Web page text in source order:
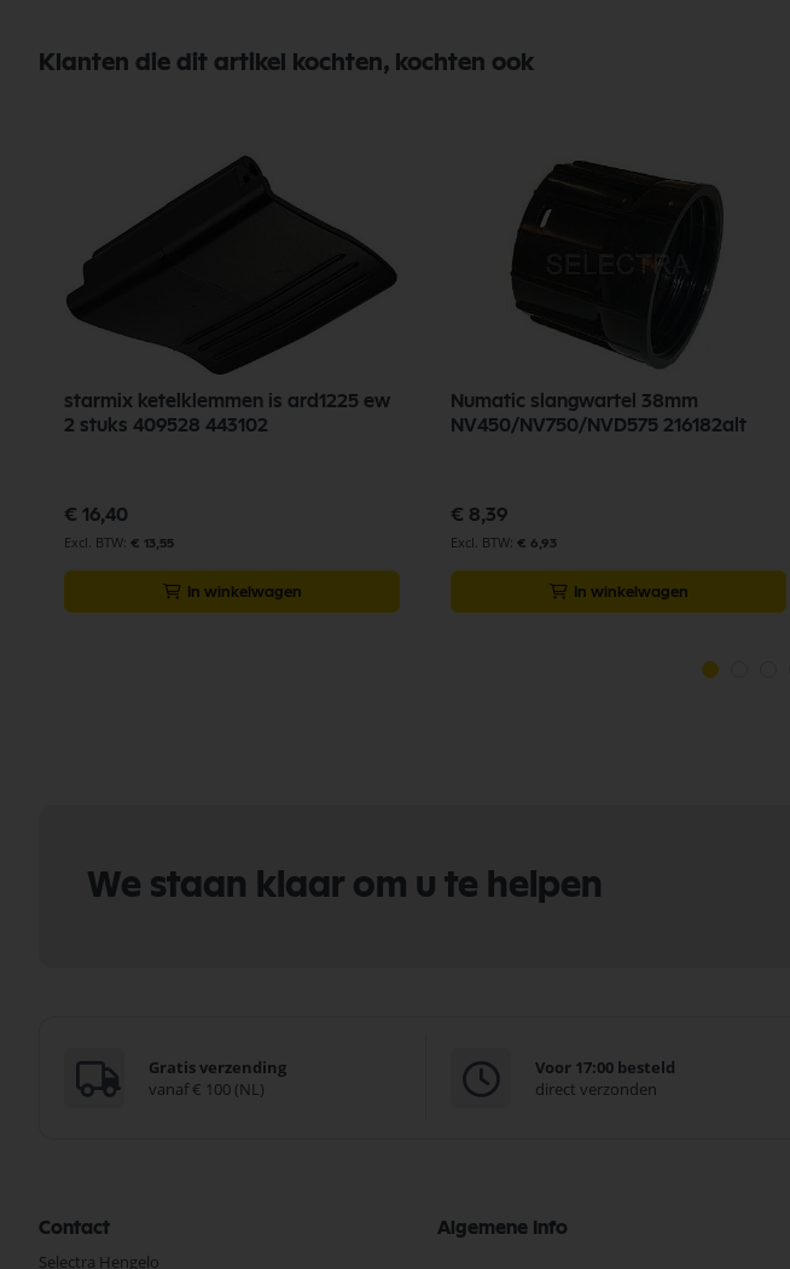
Klanten die dit artikel kochten, kochten ook
starmix ketelklemmen is ard1225 ew
2 stuks 409528 443102
€ 16,40
€ 13,55
In winkelwagen
Numatic slangwartel 38mm
NV450/NV750/NVD575 216182alt
€ 8,39
€ 6,93
In winkelwagen
We staan klaar om u te helpen
Gratis verzending
vanaf € 100 (NL)
Voor 17:00 besteld
direct verzonden
Contact
Selectra Hengelo
Algemene Info